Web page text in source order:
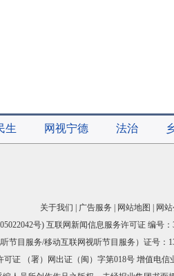
生 网视宁德 法治
关于我们 广告服务 网站地图
网
号) 互联网新闻信息服务许可证 编号：
节目服务/移动互联网视听节目服务）证号：
可证 （署）网出证（闽）字第018号 增值电信